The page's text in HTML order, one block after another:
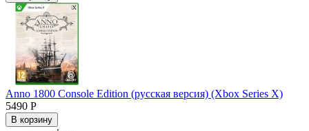
Anno 1800 Console Edition (русская версия) (Xbox Series X)
5490 Р
В корзину